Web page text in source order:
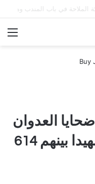
مقتل شخصين وإصابة 5 في إطلاق نار بمهرجان بمدينة سياتل الأميركية
العدوان
الصهيوني إلى 1900 شهيدا بينهم 614